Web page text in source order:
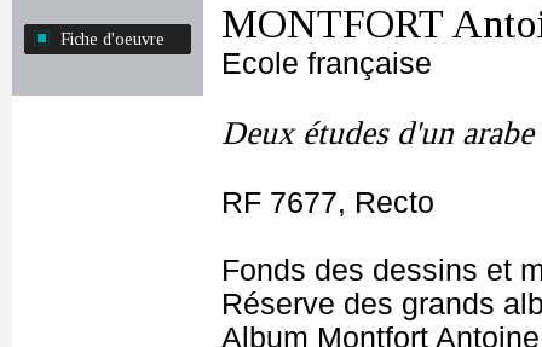
Fiche d'oeuvre MONTFORT
Ecole française
Deux études d'un
RF 7677, Recto
Fonds des dessins et
Réserve des grands
Album Montfort